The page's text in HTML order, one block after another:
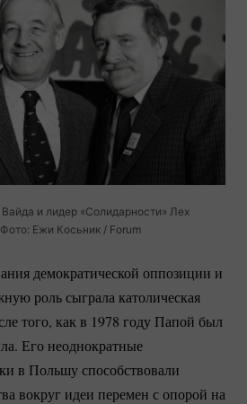
и лидер «Солидарности» Лех
Ежи Косьник / Forum
демократической оппозиции и
роль сыграла католическая
того, как в 1978 году Папой был
Его неоднократные
в Польшу способствовали
вокруг идеи перемен с опорой на